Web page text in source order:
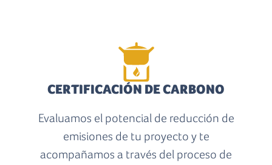
CERTIFICACIÓN DE CARBONO
Evaluamos el potencial de reducción de
emisiones de tu proyecto y te
acompañamos a través del proceso de